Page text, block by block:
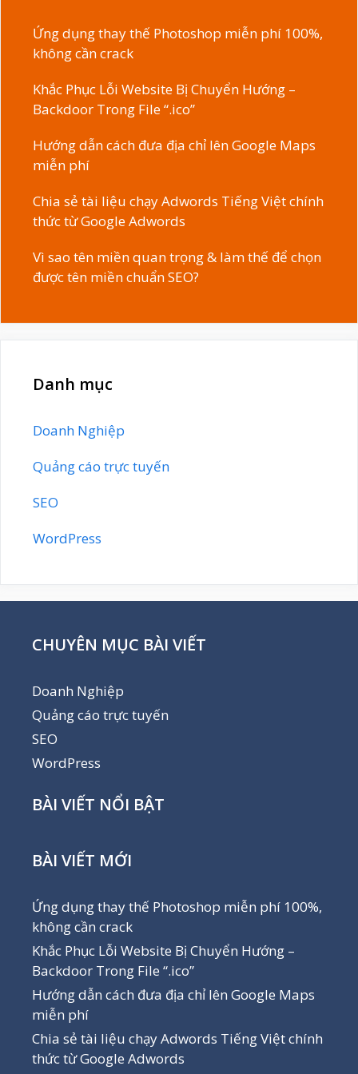
Ứng dụng thay thế Photoshop miễn phí 100%,
không cần crack
Khắc Phục Lỗi Website Bị Chuyển Hướng –
Backdoor Trong File “.ico”
Hướng dẫn cách đưa địa chỉ lên Google Maps
miễn phí
Chia sẻ tài liệu chạy Adwords Tiếng Việt chính
thức từ Google Adwords
Vì sao tên miền quan trọng & làm thế để chọn
được tên miền chuẩn SEO?
Danh mục
Doanh Nghiệp
Quảng cáo trực tuyến
SEO
WordPress
CHUYÊN MỤC BÀI VIẾT
Doanh Nghiệp
Quảng cáo trực tuyến
SEO
WordPress
BÀI VIẾT NỔI BẬT
BÀI VIẾT MỚI
Ứng dụng thay thế Photoshop miễn phí 100%,
không cần crack
Khắc Phục Lỗi Website Bị Chuyển Hướng –
Backdoor Trong File “.ico”
Hướng dẫn cách đưa địa chỉ lên Google Maps
miễn phí
Chia sẻ tài liệu chạy Adwords Tiếng Việt chính
thức từ Google Adwords